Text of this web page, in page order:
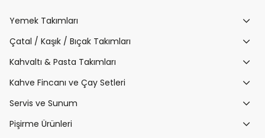
Yemek Takımları
Çatal / Kaşık / Bıçak Takımları
Kahvaltı & Pasta Takımları
Kahve Fincanı ve Çay Setleri
Servis ve Sunum
Pişirme Ürünleri